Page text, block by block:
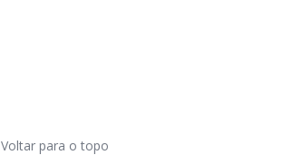
Voltar para o topo